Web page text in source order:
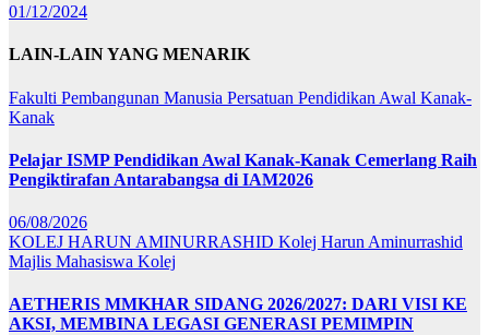
01/12/2024
LAIN-LAIN YANG MENARIK
Fakulti Pembangunan Manusia Persatuan Pendidikan Awal Kanak-
Kanak
Pelajar ISMP Pendidikan Awal Kanak-Kanak Cemerlang Raih
Pengiktirafan Antarabangsa di IAM2026
06/08/2026
KOLEJ HARUN AMINURRASHID Kolej Harun Aminurrashid
Majlis Mahasiswa Kolej
AETHERIS MMKHAR SIDANG 2026/2027: DARI VISI KE
AKSI, MEMBINA LEGASI GENERASI PEMIMPIN